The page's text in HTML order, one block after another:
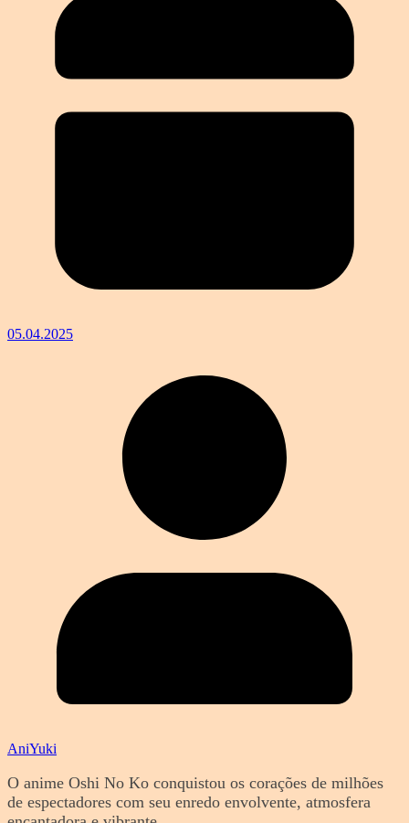
05.04.2025
AniYuki
O anime Oshi No Ko conquistou os corações de milhões
de espectadores com seu enredo envolvente, atmosfera